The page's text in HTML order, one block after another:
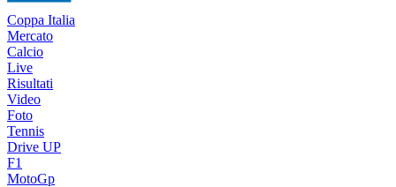
Coppa Italia
Mercato
Calcio
Live
Risultati
Video
Foto
Tennis
Drive UP
F1
MotoGp